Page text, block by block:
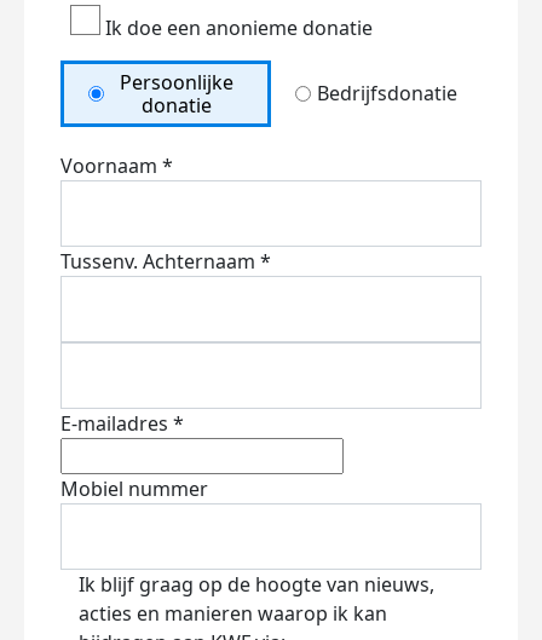
Ik doe een anonieme donatie
Persoonlijke
donatie
Bedrijfsdonatie
Voornaam *
Tussenv. Achternaam *
E-mailadres *
Mobiel nummer
Ik blijf graag op de hoogte van nieuws,
acties en manieren waarop ik kan